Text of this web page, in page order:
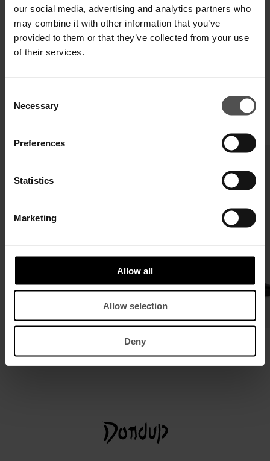
our social media, advertising and analytics partners who
may combine it with other information that you’ve
provided to them or that they’ve collected from your use
of their services.
Selection
Necessary
Preferences
Statistics
Marketing
Allow all
Allow selection
Deny
DIGITAL PRODUCT PASSPORT